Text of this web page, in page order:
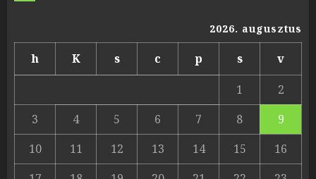
2026. augusztus
h K s c p s
v
1
2
3
4 5 6 7 8
9
10
11 12 13 14 15
16